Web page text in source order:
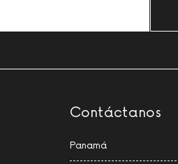
Contáctanos
Panamá